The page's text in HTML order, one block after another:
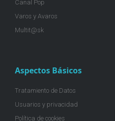
Canal Pop
Varos y Avaros
Multit@sk
Aspectos Básicos
Tratamiento de Datos
Usuarios y privacidad
Política de cookies